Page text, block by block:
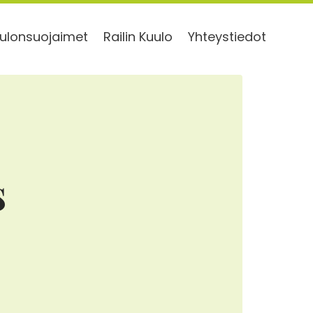
Railin Kuulo Yhteystiedot